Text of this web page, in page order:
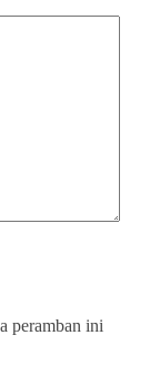
peramban ini